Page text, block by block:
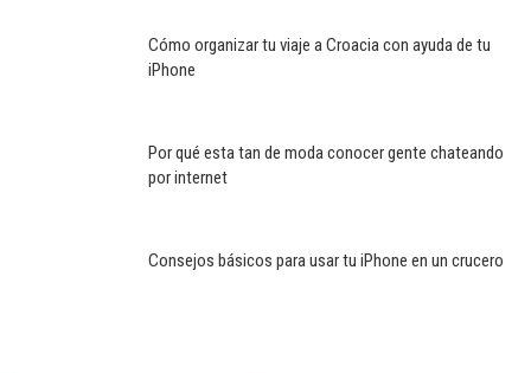
Cómo organizar tu viaje a Croacia con ayuda de tu
iPhone
Por qué esta tan de moda conocer gente chateando
por internet
Consejos básicos para usar tu iPhone en un crucero